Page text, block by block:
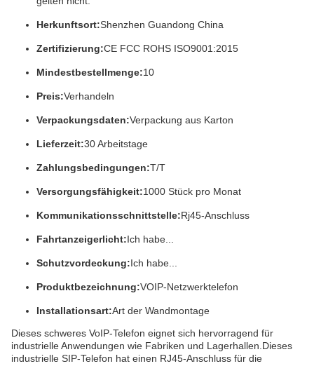
Herkunftsort:Shenzhen Guandong China
Zertifizierung:CE FCC ROHS ISO9001:2015
Mindestbestellmenge:10
Preis:Verhandeln
Verpackungsdaten:Verpackung aus Karton
Lieferzeit:30 Arbeitstage
Zahlungsbedingungen:T/T
Versorgungsfähigkeit:1000 Stück pro Monat
Kommunikationsschnittstelle:Rj45-Anschluss
Fahrtanzeigerlicht:Ich habe...
Schutzvordeckung:Ich habe...
Produktbezeichnung:VOIP-Netzwerktelefon
Installationsart:Art der Wandmontage
Dieses schweres VoIP-Telefon eignet sich hervorragend für
industrielle Anwendungen wie Fabriken und Lagerhallen.Dieses
industrielle SIP-Telefon hat einen RJ45-Anschluss für die